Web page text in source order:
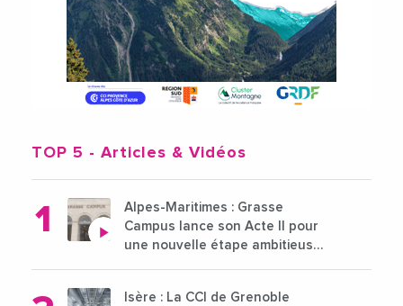
TOP 5 - Articles & Vidéos
Alpes-Maritimes : Grasse
Campus lance son Acte II pour
une nouvelle étape ambitieuse
Isère : La CCI de Grenoble